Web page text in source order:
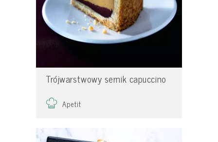
Trójwarstwowy sernik capuccino
Apetit